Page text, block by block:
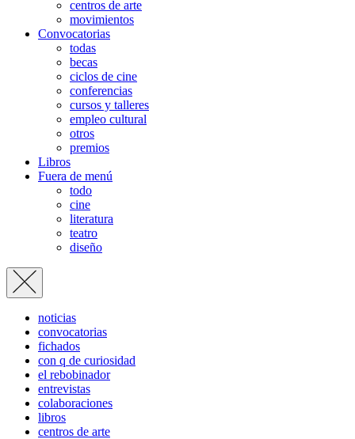
centros de arte
movimientos
Convocatorias
todas
becas
ciclos de cine
conferencias
cursos y talleres
empleo cultural
otros
premios
Libros
Fuera de menú
todo
cine
literatura
teatro
diseño
noticias
convocatorias
fichados
con q de curiosidad
el rebobinador
entrevistas
colaboraciones
libros
centros de arte